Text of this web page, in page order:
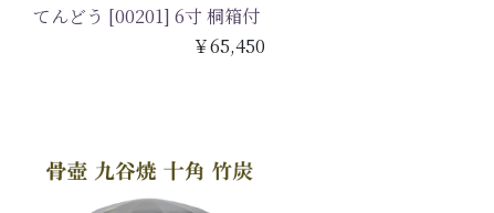
てんどう [00201] 6寸 桐箱付
￥65,450